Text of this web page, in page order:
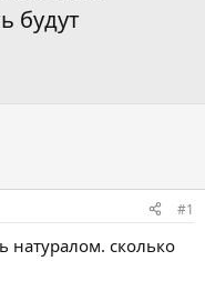
будут
#1
натуралом. сколько